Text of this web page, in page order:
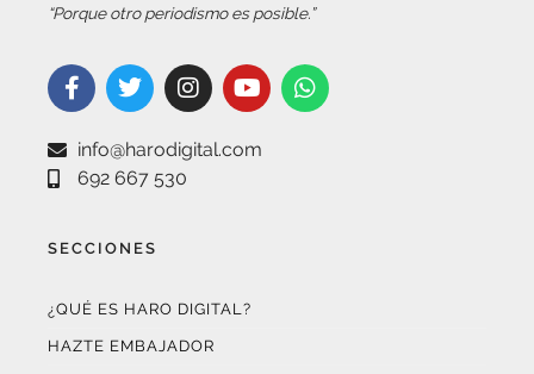
“Porque otro periodismo es posible.”
info@harodigital.com
692 667 530
SECCIONES
¿QUÉ ES HARO DIGITAL?
HAZTE EMBAJADOR